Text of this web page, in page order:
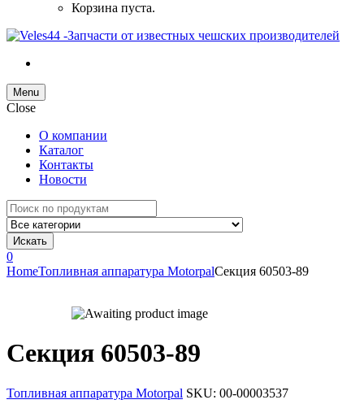
Корзина пуста.
Menu
Close
О компании
Каталог
Контакты
Новости
Search
for:
Искать
0
HomeТопливная аппаратура MotorpalСекция 60503-89
Секция 60503-89
Топливная аппаратура Motorpal SKU: 00-00003537